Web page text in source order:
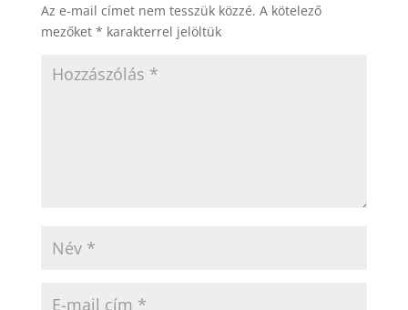
Az e-mail címet nem tesszük közzé. A kötelező
mezőket * karakterrel jelöltük